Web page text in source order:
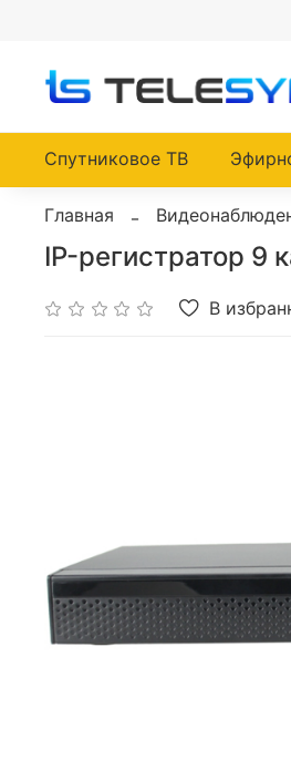
Спутниковое ТВ
Главная
IP-регистратор 9
В